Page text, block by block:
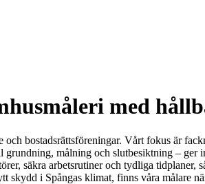
med
bostadsrättsföreningar. Vårt fokus är
målning och slutbesiktning – ger
säkra arbetsrutiner och tydliga tidplaner,
skydd i Spångas klimat, finns våra målare